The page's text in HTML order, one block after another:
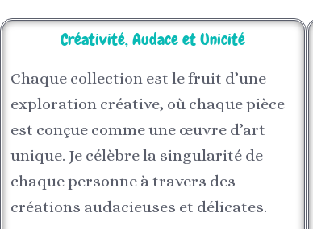
Créativité, Audace et Unicité
Chaque collection est le fruit d’une
exploration créative, où chaque pièce
est conçue comme une œuvre d’art
unique. Je célèbre la singularité de
chaque personne à travers des
créations audacieuses et délicates.